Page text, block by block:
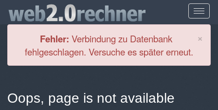
×
Fehler: Verbindung zu Datenbank
fehlgeschlagen. Versuche es später erneut.
Oops, page is not available